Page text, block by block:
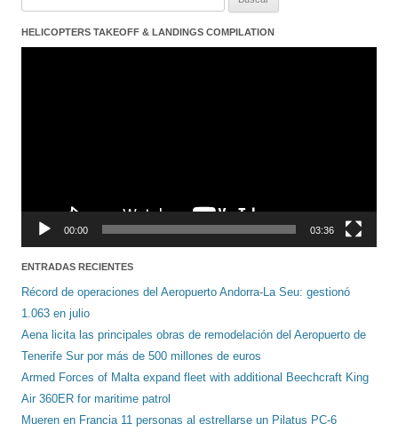
HELICOPTERS TAKEOFF & LANDINGS COMPILATION
Reproductor
00:00 03:36
ENTRADAS RECIENTES
Récord de operaciones del Aeropuerto Andorra-La Seu: gestionó
1.063 en julio
Aena licita las principales obras de remodelación del Aeropuerto de
Tenerife Sur por más de 500 millones de euros
Armed Forces of Malta expand fleet with additional Beechcraft King
Air 360ER for maritime patrol
Mueren en Francia 11 personas al estrellarse un Pilatus PC-6